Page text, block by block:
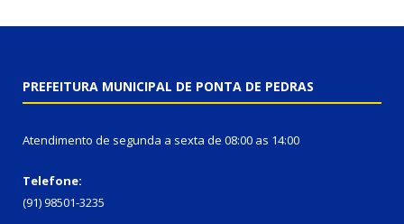
PREFEITURA MUNICIPAL DE PONTA DE PEDRAS
Atendimento de segunda a sexta de 08:00 as 14:00
Telefone:
(91) 98501-3235